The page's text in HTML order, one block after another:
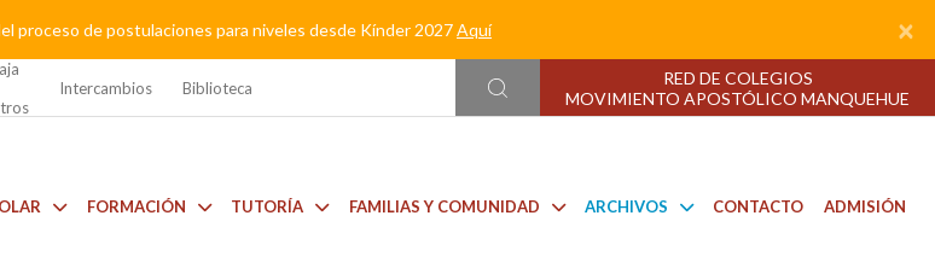
proceso de postulaciones para niveles desde Kínder 2027Aquí ×
Intercambios Biblioteca
RED DE COLEGIOS
MOVIMIENTO APOSTÓLICO MANQUEHUE
FORMACIÓN TUTORÍA FAMILIAS Y COMUNIDAD ARCHIVOS CONTACTO ADMISIÓN